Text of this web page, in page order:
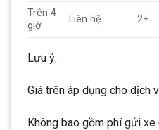
Trên 4
giờ
Liên hệ 2+
Lưu ý:
Giá trên áp dụng cho dịch
Không bao gồm phí gửi xe